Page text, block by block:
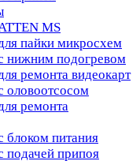
MS
пайки микросхем
нижним подогревом
ремонта видеокарт
оловоотсосом
ремонта
блоком питания
подачей припоя